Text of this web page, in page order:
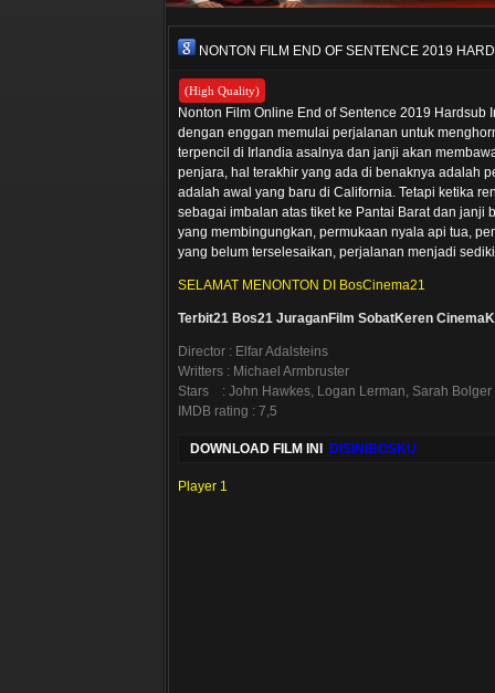
NONTON FILM END OF SENTENCE 2019
(High Quality)
Nonton Film Online End of Sentence 2019
dengan enggan memulai perjalanan untuk
terpencil di Irlandia asalnya dan janji akan
penjara, hal terakhir yang ada di benaknya adalah
adalah awal yang baru di California. Tetapi ketika
sebagai imbalan atas tiket ke Pantai Barat dan
yang membingungkan, permukaan nyala api tua,
yang belum terselesaikan, perjalanan menjadi
SELAMAT MENONTON DI BosCinema21
Terbit21 Bos21 JuraganFilm SobatKeren
Director : Elfar Adalsteins
Writters : Michael Armbruster
Stars : John Hawkes, Logan Lerman, Sarah Bolger
IMDB rating : 7,5
DOWNLOAD FILM INI DISINIBOSKU
Player 1